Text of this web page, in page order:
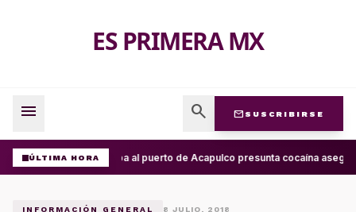
ES PRIMERA MX
menu search mail SUSCRIBIRSE
ÚLTIMA HORAArriba al puerto de Acapulco presunta cocaína
INFORMACIÓN GENERAL 8 JULIO, 2018